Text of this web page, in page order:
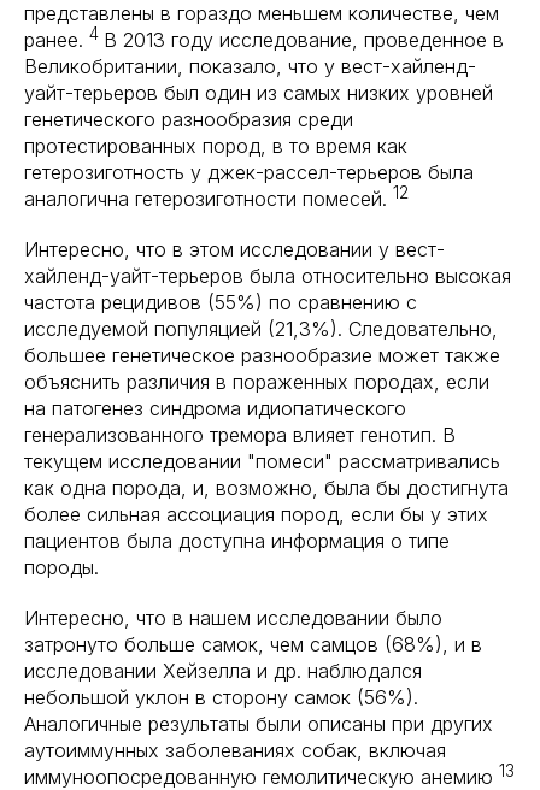
представлены в гораздо меньшем количестве, чем
ранее. 4 В 2013 году исследование, проведенное в
Великобритании, показало, что у вест-хайленд-
уайт-терьеров был один из самых низких уровней
генетического разнообразия среди
протестированных пород, в то время как
гетерозиготность у джек-рассел-терьеров была
аналогична гетерозиготности помесей. 12
Интересно, что в этом исследовании у вест-
хайленд-уайт-терьеров была относительно высокая
частота рецидивов (55%) по сравнению с
исследуемой популяцией (21,3%). Следовательно,
большее генетическое разнообразие может также
объяснить различия в пораженных породах, если
на патогенез синдрома идиопатического
генерализованного тремора влияет генотип. В
текущем исследовании "помеси" рассматривались
как одна порода, и, возможно, была бы достигнута
более сильная ассоциация пород, если бы у этих
пациентов была доступна информация о типе
породы.
Интересно, что в нашем исследовании было
затронуто больше самок, чем самцов (68%), и в
исследовании Хейзелла и др. наблюдался
небольшой уклон в сторону самок (56%).
Аналогичные результаты были описаны при других
аутоиммунных заболеваниях собак, включая
иммуноопосредованную гемолитическую анемию 13